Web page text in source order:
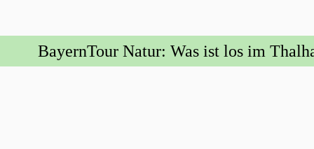
BayernTour Natur: Was ist los im